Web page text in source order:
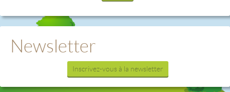
Newsletter
Inscrivez-vous à la newsletter